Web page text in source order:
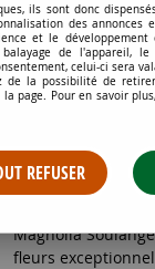
MAGNOLIA
POT DE 5
Soyez le
49,90€
Magnolia
fleurs
ils sont donc
des annonces
et le développement
de l'appareil, le
celui-ci sera
de la possibilité de
page. Pour en savoir
REFUSER